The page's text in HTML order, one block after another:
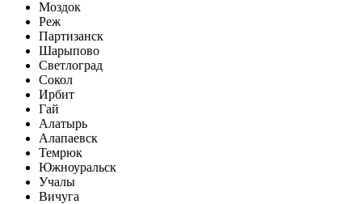
Моздок
Реж
Партизанск
Шарыпово
Светлоград
Сокол
Ирбит
Гай
Алатырь
Алапаевск
Темрюк
Южноуральск
Учалы
Вичуга